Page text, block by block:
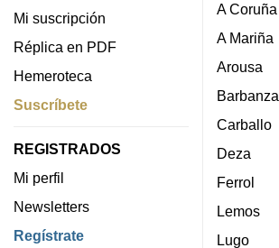
Mi suscripción
Réplica en PDF
Hemeroteca
Suscríbete
REGISTRADOS
Mi perfil
Newsletters
Regístrate
A Coruña
A Mariña
Arousa
Barbanza
Carballo
Deza
Ferrol
Lemos
Lugo